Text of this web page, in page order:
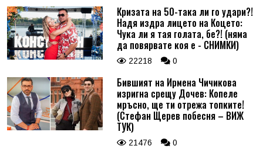
Кризата на 50-така ли го удари?!
Надя издра лицето на Коцето:
Чука ли я тая голата, бе?! (няма
да повярвате коя е - СНИМКИ)
22218 0
Бившият на Ирмена Чичикова
изригна срещу Дочев: Копеле
мръсно, ще ти отрежа топките!
(Стефан Щерев побесня – ВИЖ
ТУК)
21476 0